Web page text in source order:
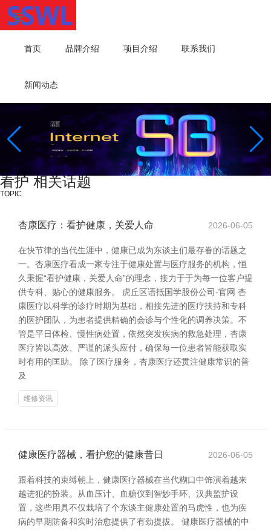
首页 品牌介绍 项目介绍 联系我们
新闻动态
看护 相关话题
TOPIC
杏康医疗：看护健康，关爱人命 2026-06-05
在快节律的当代生涯中，健康已成为东谈主们最存眷的话题之
一。杏康医疗看成一家专注于健康处置与医疗服务的机构，恒
久秉握“看护健康，关爱人命”的理念，接力于于为每一位客户提
供专科、贴心的健康服务。 虎丘区语抵国学股份公司-官网 杏
康医疗以科学的诊疗时期为基础，相接先进的医疗扶持和专科
的医护团队，为患者提供精确的会诊与个性化的调养决策。不
管是平日体检、慢性病处置，依然突发疾病的救急处理，杏康
医疗皆以高效、严谨的派头应付，确保每一位患者皆能获取实
时有用的匡助。 除了医疗服务，杏康医疗还贯注健康常识的普
及
维修资讯
健康医疗器械，看护您的健康昔日 2026-06-05
跟着科技的束缚朝上，健康医疗器械在当代糊口中饰演着越来
越进犯的扮装。从血压计、血糖仪到智妙手环、汉典监护设
置，这些用具不仅栽培了个东谈主健康处置的马虎性，也为疾
病的早期防备和实时治愈提供了有劲提拔。 健康医疗器械的中